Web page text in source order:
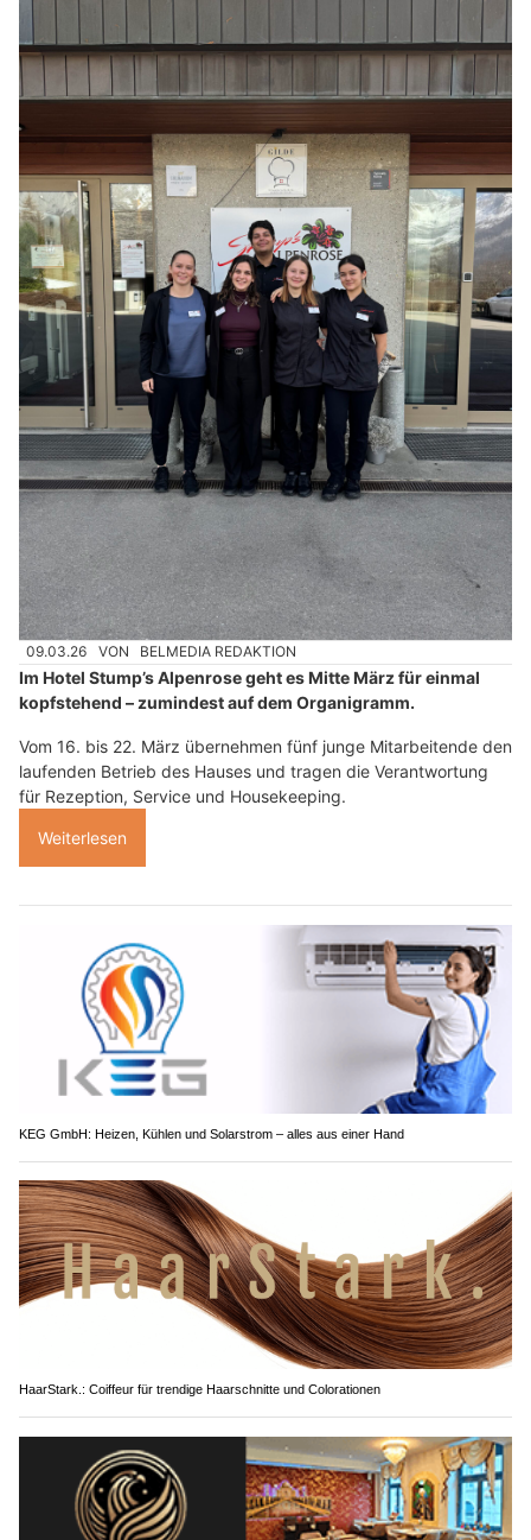
09.03.26 VON BELMEDIA REDAKTION
Im Hotel Stump’s Alpenrose geht es Mitte März für einmal
kopfstehend – zumindest auf dem Organigramm.
Vom 16. bis 22. März übernehmen fünf junge Mitarbeitende den
laufenden Betrieb des Hauses und tragen die Verantwortung
für Rezeption, Service und Housekeeping.
Weiterlesen
KEG GmbH: Heizen, Kühlen und Solarstrom – alles aus einer Hand
HaarStark.: Coiffeur für trendige Haarschnitte und Colorationen